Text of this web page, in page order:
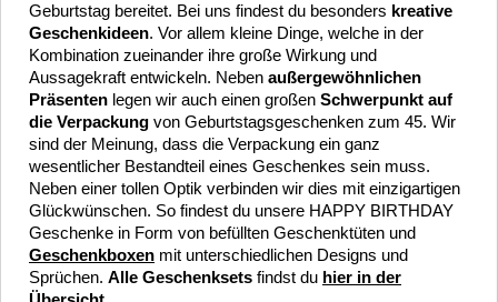
Geburtstag bereitet. Bei uns findest du besonders kreative
Geschenkideen. Vor allem kleine Dinge, welche in der
Kombination zueinander ihre große Wirkung und
Aussagekraft entwickeln. Neben außergewöhnlichen
Präsenten legen wir auch einen großen Schwerpunkt auf
die Verpackung von Geburtstagsgeschenken zum 45. Wir
sind der Meinung, dass die Verpackung ein ganz
wesentlicher Bestandteil eines Geschenkes sein muss.
Neben einer tollen Optik verbinden wir dies mit einzigartigen
Glückwünschen. So findest du unsere HAPPY BIRTHDAY
Geschenke in Form von befüllten Geschenktüten und
Geschenkboxen mit unterschiedlichen Designs und
Sprüchen. Alle Geschenksets findst du hier in der